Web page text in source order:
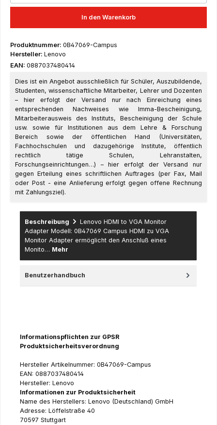
In den Warenkorb
Produktnummer: 0B47069-Campus
Hersteller: Lenovo
EAN: 0887037480414
Dies ist ein Angebot ausschließlich für Schüler, Auszubildende,
Studenten, wissenschaftliche Mitarbeiter, Lehrer und Dozenten
– hier erfolgt der Versand nur nach Einreichung eines
entsprechenden Nachweises wie Imma-Bescheinigung,
Mitarbeiterausweis des Instituts, Bescheinigung der Schule
usw. sowie für Institutionen aus dem Lehre & Forschung
Bereich sowie der öffentlichen Hand (Universitäten,
Fachhochschulen und dazugehörige Institute, öffentlich
rechtlich tätige Schulen, Lehranstalten,
Forschungseinrichtungen…) – hier erfolgt der Versand nur
gegen Erteilung eines schriftlichen Auftrages (per Fax, Mail
oder Post - eine Anlieferung erfolgt gegen offene Rechnung
mit Zahlungsziel).
Beschreibung
Lenovo HDMI to VGA Monitor
Adapter Modell: 0B47069 Campus HDMI zu VGA
Monitor Adapter ermöglicht den Anschluß eines
Monito… Mehr
Benutzerhandbuch
Informationspflichten zur GPSR
Produktsicherheitsverordnung
Hersteller Artikelnummer: 0B47069-Campus
EAN: 0887037480414
Hersteller: Lenovo
Informationen zur Produktsicherheit
Name des Herstellers: Lenovo (Deutschland) GmbH
Adresse: Löffelstraße 40
70597 Stuttgart